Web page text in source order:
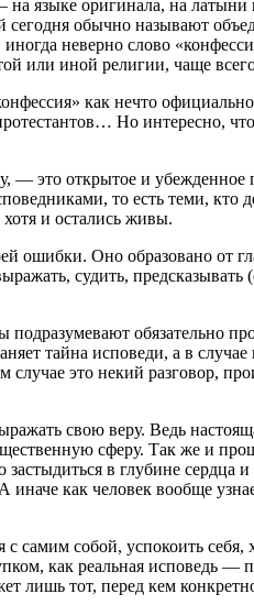
языке оригинала, на латыни
сегодня обычно называют
неверно слово
или иной религии, чаще
как нечто
Но интересно,
— это открытое и убежденное
то есть теми, кто
и остались живы.
ошибки. Оно образовано от
судить, предсказывать
обязательно
тайна исповеди, а в случае
это некий разговор,
свою веру. Ведь
сферу. Так же и
в глубине сердца
как человек вообще
самим собой, успокоить себя,
как реальная исповедь —
лишь тот, перед кем